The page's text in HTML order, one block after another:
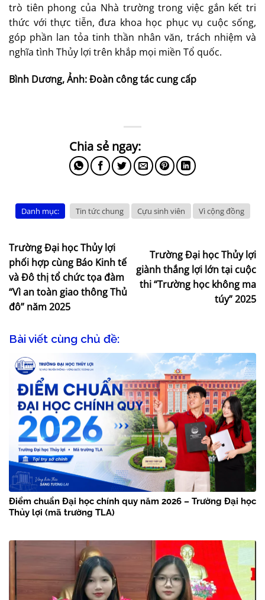
trò tiên phong của Nhà trường trong việc gắn kết tri
thức với thực tiễn, đưa khoa học phục vụ cuộc sống,
góp phần lan tỏa tinh thần nhân văn, trách nhiệm và
nghĩa tình Thủy lợi trên khắp mọi miền Tổ quốc.
Bình Dương, Ảnh: Đoàn công tác cung cấp
Danh mục: Tin tức chung Cựu sinh viên Vì cộng đồng
Trường Đại học Thủy lợi
phối hợp cùng Báo Kinh tế
và Đô thị tổ chức tọa đàm
“Vì an toàn giao thông Thủ
đô” năm 2025
Trường Đại học Thủy lợi
giành thắng lợi lớn tại cuộc
thi “Trường học không ma
túy” 2025
Bài viết cùng chủ đề:
Điểm chuẩn Đại học chính quy năm 2026 – Trường Đại học
Thủy lợi (mã trường TLA)